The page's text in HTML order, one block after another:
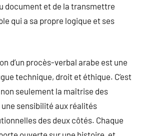
document et de la transmettre
qui a sa propre logique et ses
d’un procès-verbal arabe est une
technique, droit et éthique. C’est
seulement la maîtrise des
sensibilité aux réalités
des deux côtés. Chaque